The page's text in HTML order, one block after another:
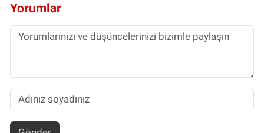
Yorumlar